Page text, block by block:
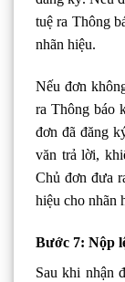
tuệ ra Thông
nhãn hiệu.
Nếu đơn
ra Thông báo
đơn đã đăng
văn trả lời,
Chủ đơn đưa
hiệu cho nhãn
Bước 7: Nộp
Sau khi nhận